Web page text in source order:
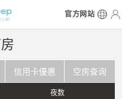
官方网站
信用卡優惠 空房查询
夜数